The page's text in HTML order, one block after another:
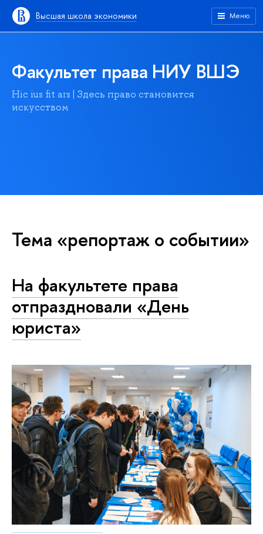
Высшая школа экономики Меню
Факультет права НИУ ВШЭ
Hic ius fit ars | Здесь право становится
искусством
Тема «репортаж о событии»
На факультете права
отпраздновали «День
юриста»